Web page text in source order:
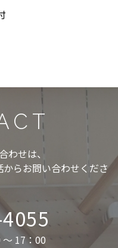
わせは、
らお問い合わせくださ
17：00